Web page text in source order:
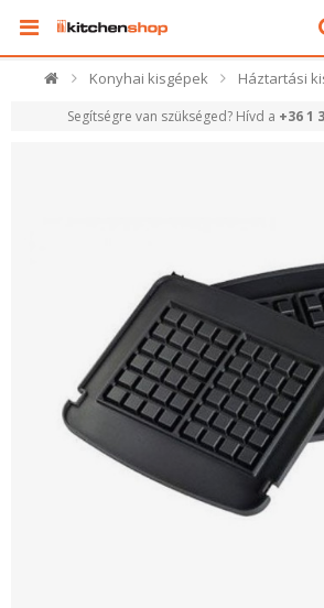
Konyhai kisgépek Háztartási
Segítségre van szükséged? Hívd a +36 1